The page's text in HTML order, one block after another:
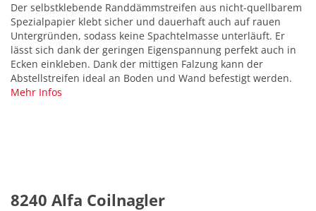
Der selbstklebende Randdämmstreifen aus nicht-quellbarem
Spezialpapier klebt sicher und dauerhaft auch auf rauen
Untergründen, sodass keine Spachtelmasse unterläuft. Er
lässt sich dank der geringen Eigenspannung perfekt auch in
Ecken einkleben. Dank der mittigen Falzung kann der
Abstellstreifen ideal an Boden und Wand befestigt werden.
Mehr Infos
8240 Alfa Coilnagler